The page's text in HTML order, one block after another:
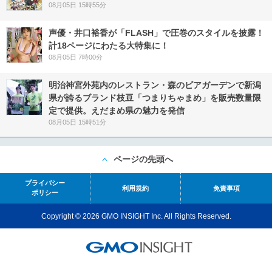
08月05日 15時55分
声優・井口裕香が「FLASH」で圧巻のスタイルを披露！
計18ページにわたる大特集に！
08月05日 7時00分
明治神宮外苑内のレストラン・森のビアガーデンで新潟
県が誇るブランド枝豆「つまりちゃまめ」を販売数量限
定で提供。えだまめ県の魅力を発信
08月05日 15時51分
ページの先頭へ
プライバシー
ポリシー
利用規約 免責事項
Copyright © 2026 GMO INSIGHT Inc. All Rights Reserved.